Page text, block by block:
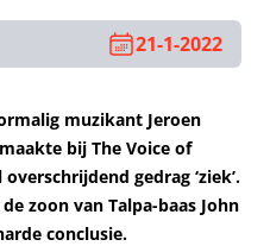
21-1-2022
muzikant Jeroen
bij The Voice of
gedrag ‘ziek’.
zoon van Talpa-baas John
conclusie.